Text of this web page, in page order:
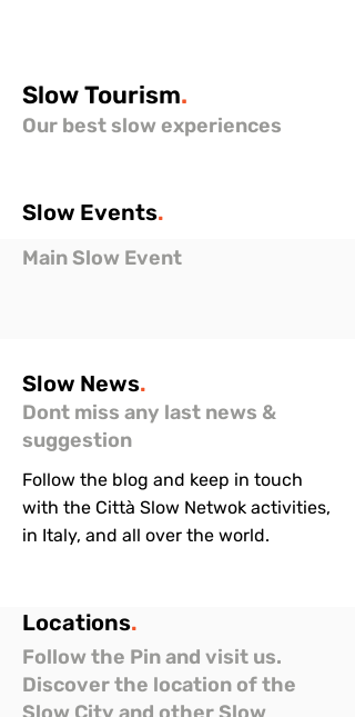
SlowTourism.
Our best slow experiences
Slow Events.
Main Slow Event
Slow News.
Dont miss any last news &
suggestion
Follow the blog and keep in touch
with the Città Slow Netwok activities,
in Italy, and all over the world.
Locations.
Follow the Pin and visit us.
Discover the location of the